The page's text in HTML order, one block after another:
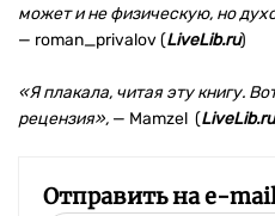
может и не физическую, но
— roman_privalov (LiveLib.ru)
«Я плакала, читая эту книгу.
рецензия», — Mamzel (LiveLib.ru
Отправить на e-